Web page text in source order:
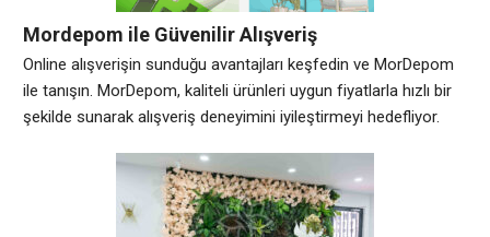
Mordepom ile Güvenilir Alışveriş
Online alışverişin sunduğu avantajları keşfedin ve MorDepom
ile tanışın. MorDepom, kaliteli ürünleri uygun fiyatlarla hızlı bir
şekilde sunarak alışveriş deneyimini iyileştirmeyi hedefliyor.
üzerinden kolayca alışveriş yapabilirsiniz. MorDepom’un
sunduğu çeşitli özellikler, kullanıcıların ihtiyaçlarına cevap
vermekte ve memnuniyetlerini artırmaktadır. Ayrıca, güvenli